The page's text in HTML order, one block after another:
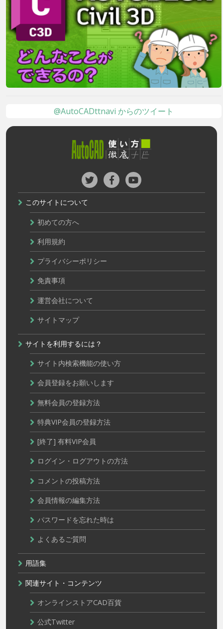
@AutoCADttnavi からのツイート
このサイトについて
初めての方へ
利用規約
プライバシーポリシー
免責事項
運営会社について
サイトマップ
サイトを利用するには？
サイト内検索機能の使い方
会員登録をお願いします
無料会員の登録方法
特典VIP会員の登録方法
[終了] 有料VIP会員
ログイン・ログアウトの方法
コメントの投稿方法
会員情報の編集方法
パスワードを忘れた時は
よくあるご質問
用語集
関連サイト・コンテンツ
オンラインストアCAD百貨
公式Twitter